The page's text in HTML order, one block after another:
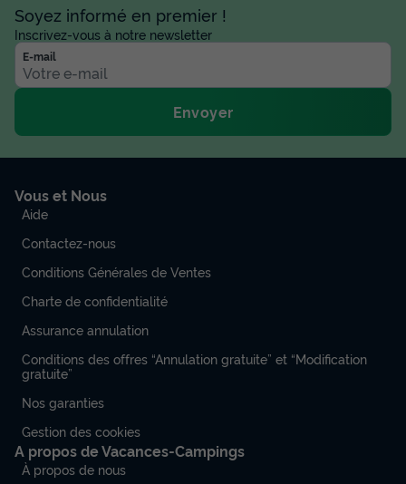
Soyez informé en premier !
Inscrivez-vous à notre newsletter
E-mail
Envoyer
Vous et Nous
Aide
Contactez-nous
Conditions Générales de Ventes
Charte de confidentialité
Assurance annulation
Conditions des offres “Annulation gratuite” et “Modification
gratuite”
Nos garanties
Gestion des cookies
A propos de Vacances-Campings
À propos de nous